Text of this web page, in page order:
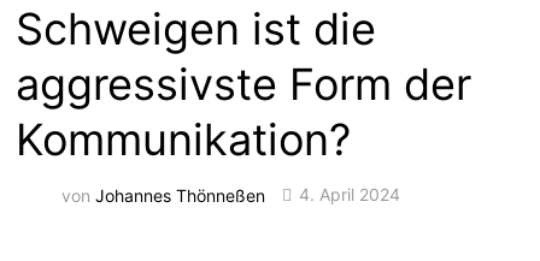
Schweigen ist die
aggressivste Form der
Kommunikation?
vonJohannes Thönneßen 4. April 2024